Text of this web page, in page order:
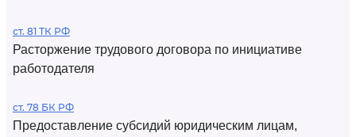
ст. 81 ТК РФ
Расторжение трудового договора по инициативе
работодателя
ст. 78 БК РФ
Предоставление субсидий юридическим лицам,